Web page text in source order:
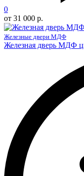
0
от 31 000 р.
Железные двери МДФ
Железная дверь МДФ